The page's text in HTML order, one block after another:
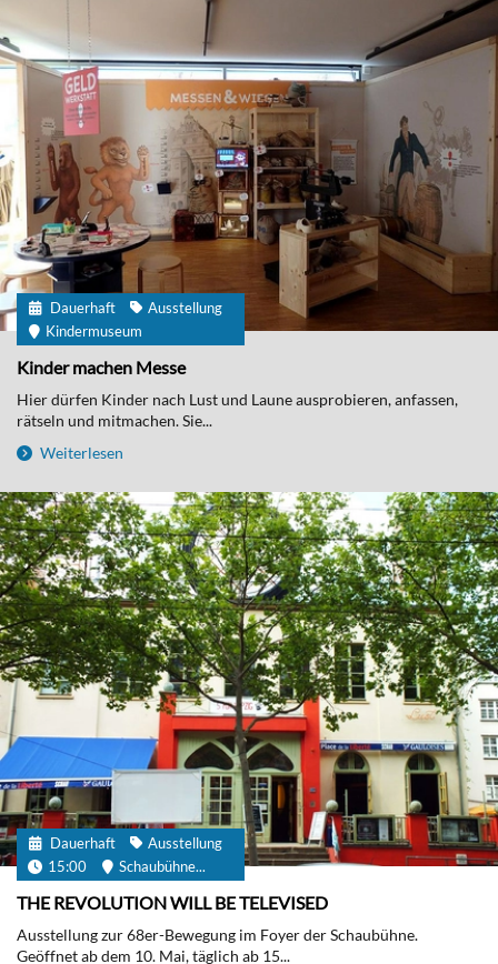
Dauerhaft
Ausstellung
Kindermuseum
Kinder machen Messe
Hier dürfen Kinder nach Lust und Laune ausprobieren, anfassen,
rätseln und mitmachen. Sie...
Weiterlesen
Dauerhaft
Ausstellung
15:00
Schaubühne...
THE REVOLUTION WILL BE TELEVISED
Ausstellung zur 68er-Bewegung im Foyer der Schaubühne.
Geöffnet ab dem 10. Mai, täglich ab 15...